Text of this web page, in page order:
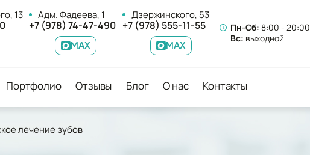
13 Адм. Фадеева, 1
+7 (978) 74-47-490
MAX
Дзержинского, 53
+7 (978) 555-11-55
MAX
Пн-Сб: 8:00 - 20:00
Вс: выходной
Портфолио Отзывы Блог О нас Контакты
лечение зубов